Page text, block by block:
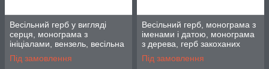
Весільний герб у вигляді
серця, монограма з
ініціалами, вензель, весільна
монограма, герб з дерева на
весілля.
Під замовлення
Весільний герб, монограма з
іменами і датою, монограма
з дерева, герб закоханих
Під замовлення